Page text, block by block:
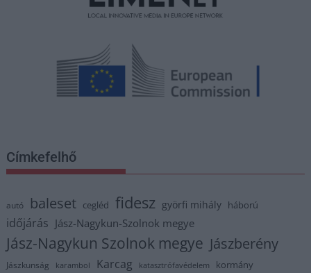
Címkefelhő
autó baleset cegléd fidesz györfi mihály háború
időjárás Jász-Nagykun-Szolnok megye
Jász-Nagykun Szolnok megye Jászberény
Jászkunság karambol Karcag katasztrófavédelem kormány